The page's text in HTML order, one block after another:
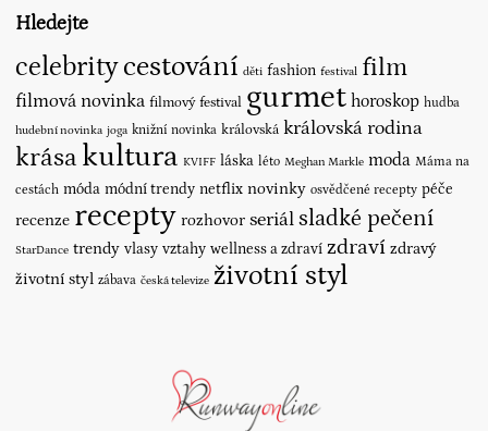
Hledejte
celebritycestování děti fashion festival film
filmová novinka filmový festival gurmet horoskop hudba
hudební novinka joga knižní novinka královská královská rodina
krása kultura KVIFF láska léto Meghan Markle moda Máma na
cestách móda módní trendy netflix novinky osvědčené recepty péče
recenze recepty rozhovor seriál sladké pečení
StarDance trendy vlasy vztahy wellness a zdraví zdraví zdravý
životní styl zábava česká televize životní styl